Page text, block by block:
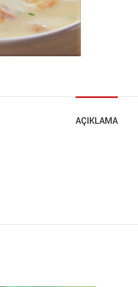
AÇIKLAMA